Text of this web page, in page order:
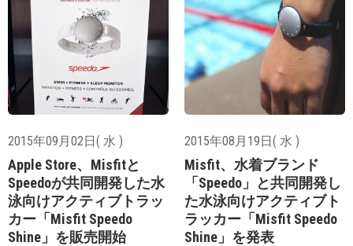
2015年09月02日( 水 )
Apple Store、Misfitと
Speedoが共同開発した水
泳向けアクティブトラッ
カー「Misfit Speedo
Shine」を販売開始
2015年08月19日( 水 )
Misfit、水着ブランド
「Speedo」と共同開発し
た水泳向けアクティブト
ラッカー「Misfit Speedo
Shine」を発表